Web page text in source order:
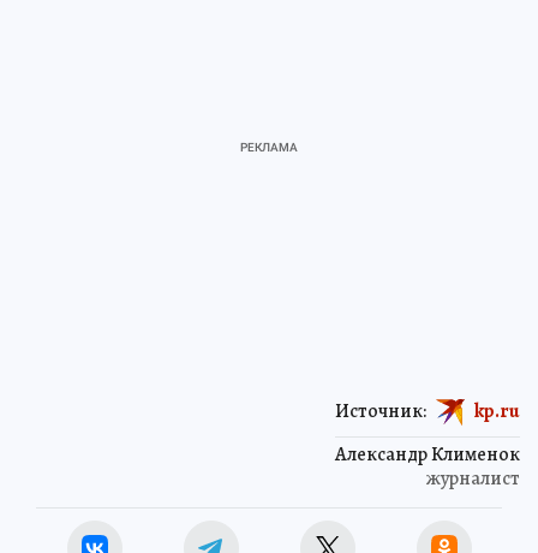
Александр Клименок
журналист
Источник: kp.ru